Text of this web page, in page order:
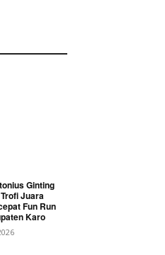
Ginting
Juara
Fun Run
Karo